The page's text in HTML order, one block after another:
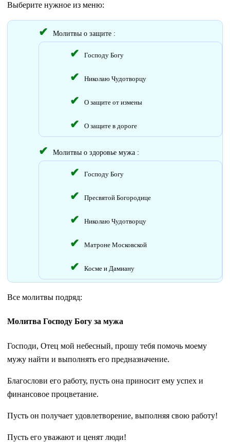
Выберите нужное из меню:
Молитвы о защите :
Господу Богу
Николаю Чудотворцу
О защите от измены
О защите в дороге
Молитвы о здоровье мужа :
Господу Богу
Пресвятой Богородице
Николаю Чудотворцу
Матроне Московской
Косме и Дамиану
Все молитвы подряд:
Молитва Господу Богу за мужа
Господи, Отец мой небесный, прошу тебя помочь моему
мужу найти и выполнять его предназначение.
Благослови его работу, пусть она приносит ему успех и
финансовое процветание.
Пусть он получает удовлетворение, выполняя свою работу!
Пусть его уважают и ценят люди!